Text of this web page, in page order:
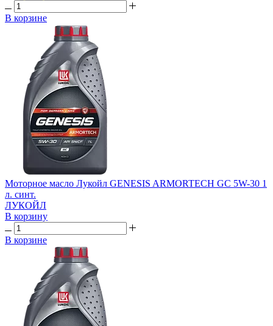
В корзине
Моторное масло Лукойл GENESIS ARMORTECH GC 5W-30 1
л. синт.
ЛУКОЙЛ
В корзину
В корзине